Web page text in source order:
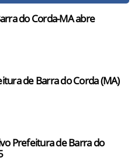
do Corda-MA abre
de Barra do Corda (MA)
Prefeitura de Barra do